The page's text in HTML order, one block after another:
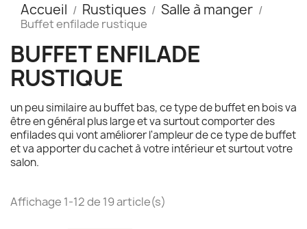
Accueil Rustiques Salle à manger
Buffet enfilade rustique
BUFFET ENFILADE
RUSTIQUE
un peu similaire au buffet bas, ce type de buffet en bois va
être en général plus large et va surtout comporter des
enfilades qui vont améliorer l'ampleur de ce type de buffet
et va apporter du cachet à votre intérieur et surtout votre
salon.
Affichage 1-12 de 19 article(s)